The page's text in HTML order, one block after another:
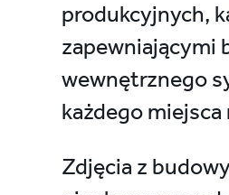
produkcyjnych,
zapewniającymi
wewnętrznego
każdego
Zdjęcia z